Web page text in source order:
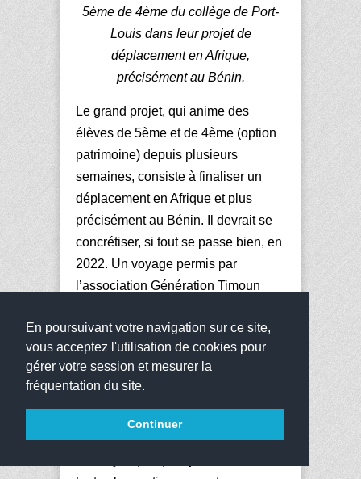
En poursuivant votre navigation sur ce site,
vous acceptez l'utilisation de cookies pour
gérer votre session et mesurer la
fréquentation du site.
Continuer
5ème de 4ème du collège de Port-
Louis dans leur projet de
déplacement en Afrique,
précisément au Bénin.
Le grand projet, qui anime des
élèves de 5ème et de 4ème (option
patrimoine) depuis plusieurs
semaines, consiste à finaliser un
déplacement en Afrique et plus
précisément au Bénin. Il devrait se
concrétiser, si tout se passe bien, en
2022. Un voyage permis par
l’association Génération Timoun
Suzanne Dimosi et Thierry
Chaffanel. Si ce projet paraît
ambitieux, il a déjà été réalisé en
2019, par des élèves de 4ème du
François. Une nouvelle réunion a eu